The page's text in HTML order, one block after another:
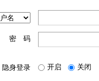
密 码
隐身登录 开启 关闭